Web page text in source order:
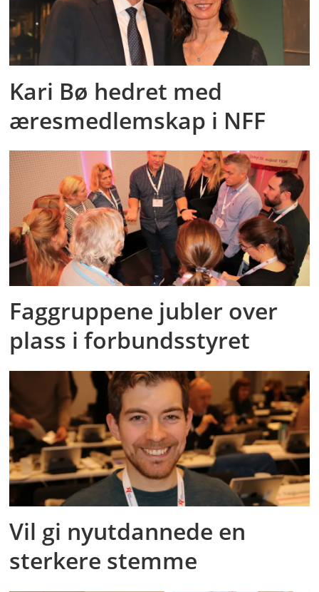
Kari Bø hedret med
æresmedlemskap i NFF
Faggruppene jubler over
plass i forbundsstyret
Vil gi nyutdannede en
sterkere stemme